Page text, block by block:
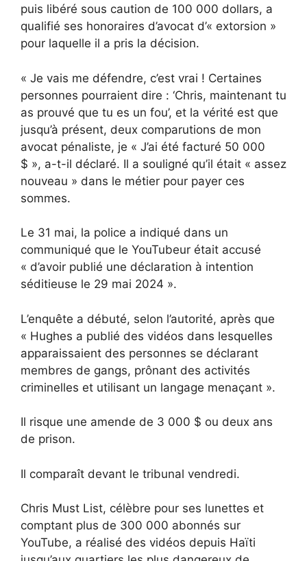
puis libéré sous caution de 100 000 dollars, a
qualifié ses honoraires d’avocat d’« extorsion »
pour laquelle il a pris la décision.
« Je vais me défendre, c’est vrai ! Certaines
personnes pourraient dire : ‘Chris, maintenant tu
as prouvé que tu es un fou’, et la vérité est que
jusqu’à présent, deux comparutions de mon
avocat pénaliste, je « J’ai été facturé 50 000
$ », a-t-il déclaré. Il a souligné qu’il était « assez
nouveau » dans le métier pour payer ces
sommes.
Le 31 mai, la police a indiqué dans un
communiqué que le YouTubeur était accusé
« d’avoir publié une déclaration à intention
séditieuse le 29 mai 2024 ».
L’enquête a débuté, selon l’autorité, après que
« Hughes a publié des vidéos dans lesquelles
apparaissaient des personnes se déclarant
membres de gangs, prônant des activités
criminelles et utilisant un langage menaçant ».
Il risque une amende de 3 000 $ ou deux ans
de prison.
Il comparaît devant le tribunal vendredi.
Chris Must List, célèbre pour ses lunettes et
comptant plus de 300 000 abonnés sur
YouTube, a réalisé des vidéos depuis Haïti